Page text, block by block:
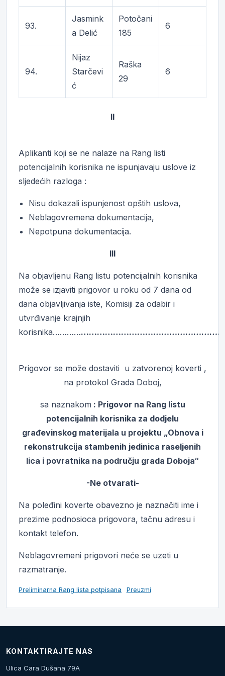
93.
Jasmink
a Delić
Potočani
185
6
94.
Nijaz
Starčevi
ć
Raška
29
6
II
Aplikanti koji se ne nalaze na Rang listi
potencijalnih korisnika ne ispunjavaju uslove iz
sljedećih razloga :
Nisu dokazali ispunjenost opštih uslova,
Neblagovremena dokumentacija,
Nepotpuna dokumentacija.
III
Na objavljenu Rang listu potencijalnih korisnika
može se izjaviti prigovor u roku od 7 dana od
dana objavljivanja iste, Komisiji za odabir i
utvrđivanje krajnjih
korisnika…………
Prigovor se može dostaviti u zatvorenoj koverti ,
na protokol Grada Doboj,
sa naznakom : Prigovor na Rang listu
potencijalnih korisnika za dodjelu
građevinskog materijala u projektu „Obnova i
rekonstrukcija stambenih jedinica raseljenih
lica i povratnika na području grada Doboja“
-Ne otvarati-
Na poleđini koverte obavezno je naznačiti ime i
prezime podnosioca prigovora, tačnu adresu i
kontakt telefon.
Neblagovremeni prigovori neće se uzeti u
razmatranje.
Preliminarna Rang lista potpisana Preuzmi
KONTAKTIRAJTE NAS
Ulica Cara Dušana 79A